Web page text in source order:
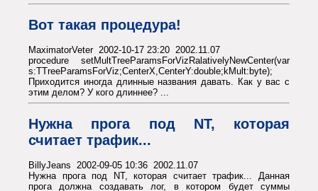
Вот такая процедура!
MaximatorVeter 2002-10-17 23:20 2002.11.07
procedure setMultTreeParamsForVizRalativelyNewCenter(var
s:TTreeParamsForViz;CenterX,CenterY:double;kMult:byte);
Приходится иногда длинные названия давать. Как у вас с
этим делом? У кого длиннее? ...
Нужна прога под NT, которая
считает трафик...
BillyJeans 2002-09-05 10:36 2002.11.07
Нужна прога под NT, которая считает трафик... Данная
прога должна создавать лог, в котором будет суммы